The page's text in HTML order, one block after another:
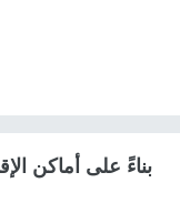
بناءً على أماكن